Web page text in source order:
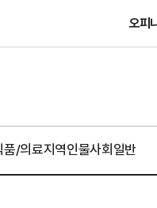
오피
품/의료지역인물사회일반